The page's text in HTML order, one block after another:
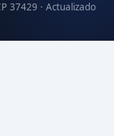
37429 · Actualizado